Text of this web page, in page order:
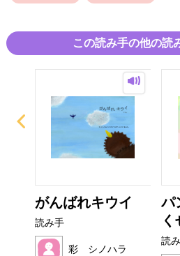
この読み手の他の読
がんばれキウイ
読み手
彩 シノハラ
パ
く
読